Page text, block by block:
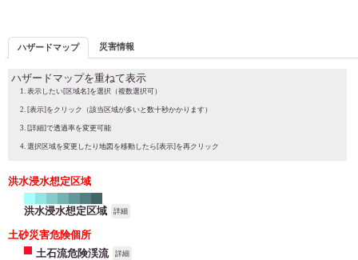
ハザードマップ 災害情報
ハザードマップを重ねて表示
表示したい[区域名]を選択（複数選択可）
[表示]をクリック（該当区域が多いと数十秒かかります）
[詳細]で透過率を変更可能
選択区域を変更したり地図を移動したら[表示]を再クリック
洪水浸水想定区域
洪水浸水想定区域 詳細
土砂災害危険個所
土石流危険渓流
詳細